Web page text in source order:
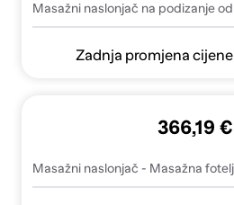
Zadnja promjena cijene
366,19 €